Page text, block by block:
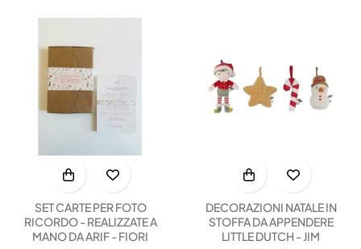
SET CARTE PER FOTO
RICORDO - REALIZZATE A
MANO DA ARIF - FIORI
DECORAZIONI NATALE IN
STOFFA DA APPENDERE
LITTLE DUTCH - JIM